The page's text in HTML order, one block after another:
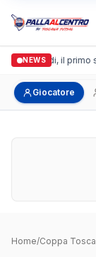
NEWS
Casalguidi, il primo
Giocatore
Home/Coppa